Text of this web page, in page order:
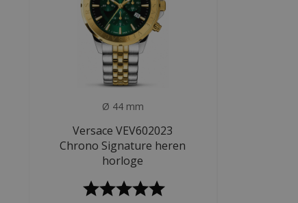
Ø 44 mm
Versace VEV602023
Chrono Signature heren
horloge